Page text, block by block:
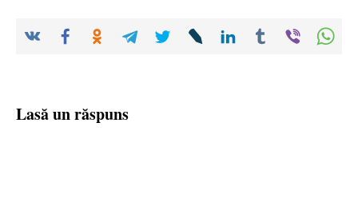
Lasă un răspuns